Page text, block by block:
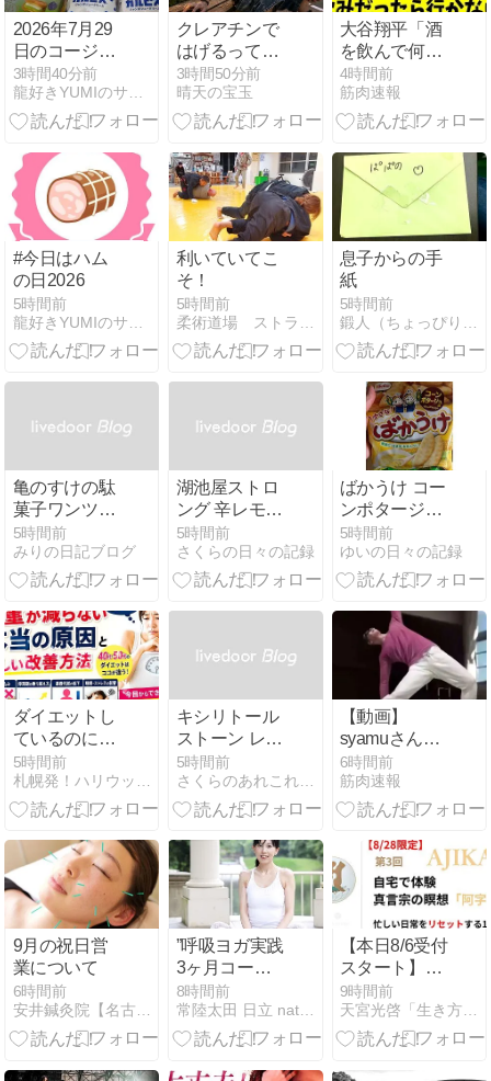
2026年7月29
日のコージー
コーナー～～
♪(*^▽^*)
3時間40分前
龍好きYUMIのサイト（アメーバ ブログ編）
クレアチンで
はげるって本
当？抜け毛と
DHTの噂を最
新の試験でほ
3時間50分前
晴天の宝玉
大谷翔平「酒
を飲んで何が
楽しいんです
か」「飲んだ
らトレーニン
る」
4時間前
筋肉速報
#今日はハム
の日2026
5時間前
利いていてこ
そ！
5時間前
息子からの手
紙
5時間前
亀のすけの駄
菓子ワンツー
スリーセット
5時間前
みりの日記ブログ
湖池屋ストロ
ング 辛レモン
の日常
5時間前
さくらの日々の記録
ばかうけ コー
ンポタージュ
味の日常
5時間前
ゆいの日々の記録
ダイエットし
ているのに体
重が減らない
原因は？脂肪
が落ちない理
善方法
5時間前
キシリトール
ストーン レモ
ン味の日常
5時間前
さくらのあれこれダイアリー
【動画】
syamuさん、
キレキレのダ
ンスを披
露！！！！！！！
6時間前
筋肉速報
9月の祝日営
業について
6時間前
”呼吸ヨガ実践
3ヶ月コー
ス”後期募集ス
タート
8時間前
常陸太田 日立 natural yoga life
【本日8/6受付
スタート】オ
ンラインで体
験する真言宗
の瞑想「阿字
9時間前
天宮光啓「生き方塾」